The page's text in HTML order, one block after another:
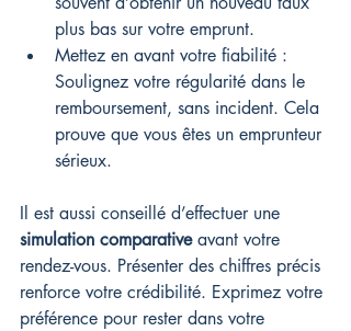
plus bas sur votre emprunt.
Mettez en avant votre fiabilité :
Soulignez votre régularité dans le
remboursement, sans incident. Cela
prouve que vous êtes un emprunteur
sérieux.
Il est aussi conseillé d’effectuer une
simulation comparative avant votre
rendez-vous. Présenter des chiffres précis
renforce votre crédibilité. Exprimez votre
préférence pour rester dans votre